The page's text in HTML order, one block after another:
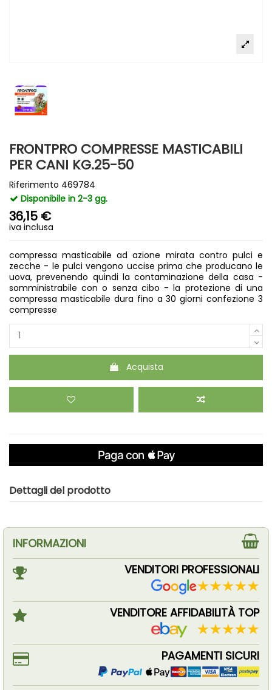
FRONTPRO COMPRESSE MASTICABILI
PER CANI KG.25-50
Riferimento 469784
Disponibile in 2-3 gg.
36,15 €
iva inclusa
compressa masticabile ad azione mirata contro pulci e
zecche - le pulci vengono uccise prima che producano le
uova, prevenendo quindi la contaminazione della casa -
somministrabile con o senza cibo - la protezione di una
compressa masticabile dura fino a 30 giorni confezione 3
compresse
Acquista
Dettagli del prodotto
INFORMAZIONI
VENDITORI PROFESSIONALI
VENDITORE AFFIDABILITÀ TOP
PAGAMENTI SICURI